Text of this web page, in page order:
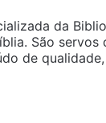
da
São
de